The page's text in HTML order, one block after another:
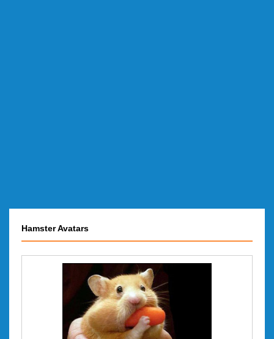
Hamster Avatars